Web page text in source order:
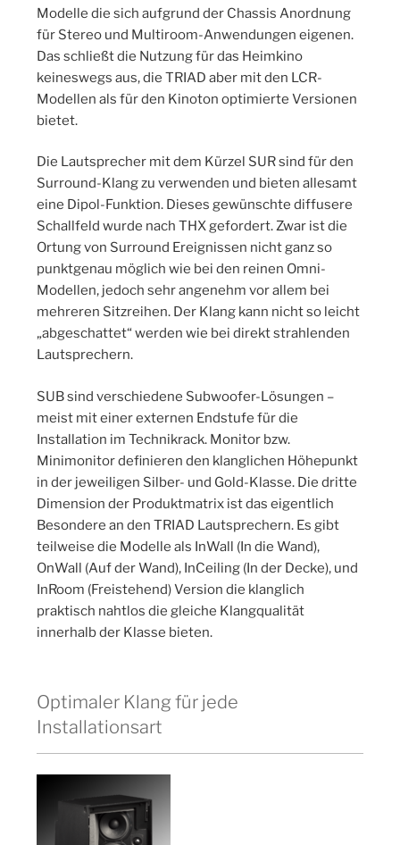
Modelle die sich aufgrund der Chassis Anordnung
für Stereo und Multiroom-Anwendungen eigenen.
Das schließt die Nutzung für das Heimkino
keineswegs aus, die TRIAD aber mit den LCR-
Modellen als für den Kinoton optimierte Versionen
bietet.
Die Lautsprecher mit dem Kürzel SUR sind für den
Surround-Klang zu verwenden und bieten allesamt
eine Dipol-Funktion. Dieses gewünschte diffusere
Schallfeld wurde nach THX gefordert. Zwar ist die
Ortung von Surround Ereignissen nicht ganz so
punktgenau möglich wie bei den reinen Omni-
Modellen, jedoch sehr angenehm vor allem bei
mehreren Sitzreihen. Der Klang kann nicht so leicht
„abgeschattet“ werden wie bei direkt strahlenden
Lautsprechern.
SUB sind verschiedene Subwoofer-Lösungen –
meist mit einer externen Endstufe für die
Installation im Technikrack. Monitor bzw.
Minimonitor definieren den klanglichen Höhepunkt
in der jeweiligen Silber- und Gold-Klasse. Die dritte
Dimension der Produktmatrix ist das eigentlich
Besondere an den TRIAD Lautsprechern. Es gibt
teilweise die Modelle als InWall (In die Wand),
OnWall (Auf der Wand), InCeiling (In der Decke), und
InRoom (Freistehend) Version die klanglich
praktisch nahtlos die gleiche Klangqualität
innerhalb der Klasse bieten.
Optimaler Klang für jede
Installationsart